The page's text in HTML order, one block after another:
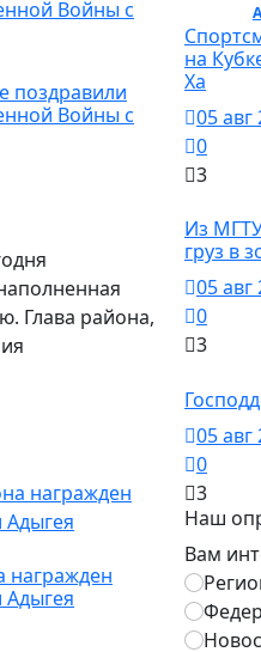
поздравили
Войны с
Глава района,
награжден
на
Ха
05 авг
0
3
Из
груз в
05 авг
0
3
05 авг
0
3
Наш
Вам